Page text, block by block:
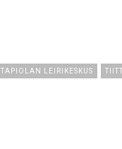
TAPIOLAN LEIRIKESKUS